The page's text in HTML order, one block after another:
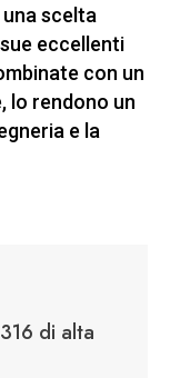
scelta
eccellenti
con un
lo rendono un
e la
di alta